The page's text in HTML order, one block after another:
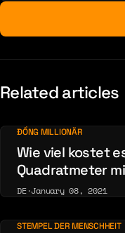
Related articles
ĐỒNG MILLIONÄR
Wie viel kostet
Quadratmeter
DE·January 08, 2021
STEMPEL DER MENSCHHEIT